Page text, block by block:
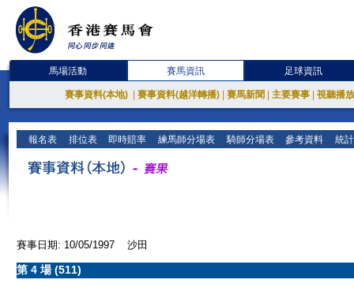
馬場活動 賽馬資訊 足球資訊
賽事資料(本地) 賽事資料(越洋轉播) 賽馬新聞 主要賽事 視聽播
報名表 排位表 即時賠率 練馬師分場表 騎師分場表 參考資料 統
賽事日期: 10/05/1997 沙田
第 4 場 (511)